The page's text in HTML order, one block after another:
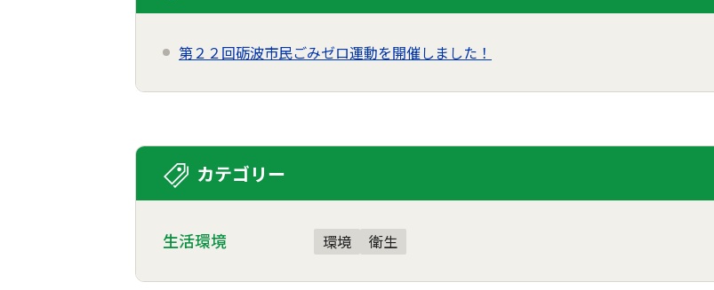
第２２回砺波市民ごみゼロ運動を開催しました！
カテゴリー
生活環境 環境 衛生